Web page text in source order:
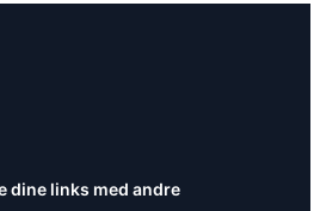
dine links med andre